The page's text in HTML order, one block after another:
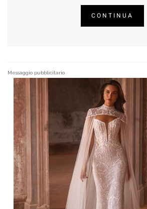
CONTINUA
Messaggio pubblicitario